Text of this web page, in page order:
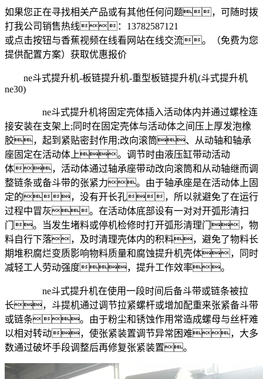
如果您正在寻找相关产品或有其他任何问题，可随时拨
打我公司销售热线： 13782587121
或点击按钮与香蕉视频在线看网站在线交流。（免费为您
提供配置方案） 获取优惠报价
ne斗式提升机-板链提升机-重型板链提升机(斗式提升机
ne30)
ne斗式提升机将固定壳体插入活动体内并通过螺栓连
接安装在支架上;同时在固定壳体与活动体之间压上厚发泡橡
胶，起到紧贴密封作用;改向滚筒、从动轴和轴承
座固定在活动体上。调节时由液压缸带动活动
体，活动体通过轴承座带动改向滚筒和从动轴继而调
整链条或备斗带的张紧力。由于轴承座是在活动体上固
定的，没有开长孔，所以就避免了在运行
过程中冒灰。在活动体底部设有一对对开弧形清扫
门。当发生堵料或停机检修时打开弧形清理门，物
料自行下落，及时清理壳体内的积料，避免了物料长
期堆积腐烂变质影响物料质量和腐蚀提升机壳体，同时
减轻工人劳动强度，提升工作效率。
ne斗式提升机在使用一段时间后备斗带或链条被拉
长，斗提机通过调节拉紧螺杆或增加配重来张紧备斗带
或链条。由于粉尘和锈蚀作用常造成螺母与丝杆难
以相对转动，使张紧装置调节异常困难，大多
数通过破坏手段调整后再修复张紧装置。